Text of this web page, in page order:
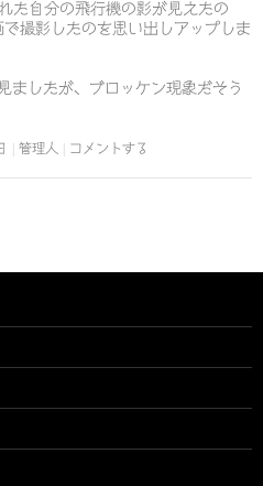
た自分の飛行機の影が見えたの
撮影したのを思い出しアップしま
ましたが、ブロッケン現象だそう
管理人 コメントする